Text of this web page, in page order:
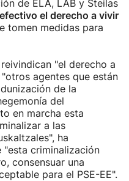
de ELA, LAB y Steilas
el derecho a vivir
tomen medidas para
"el derecho a
agentes que están
de la
del
en marcha esta
a las
ha
"esta criminalización
consensuar una
para el PSE-EE".